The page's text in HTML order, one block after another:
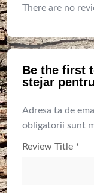
There are no
Be the first
stejar
Adresa ta de
obligatorii sunt
Review Title *